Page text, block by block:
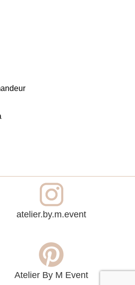
atelier.by.m.event
Atelier By M Event